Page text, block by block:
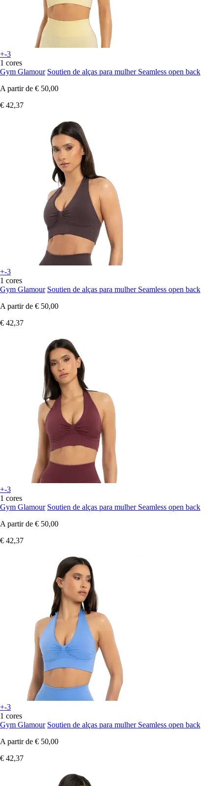
+-3
1 cores
Gym Glamour Soutien de alças para mulher Seamless open back
A partir de € 50,00
€ 42,37
+-3
1 cores
Gym Glamour Soutien de alças para mulher Seamless open back
A partir de € 50,00
€ 42,37
+-3
1 cores
Gym Glamour Soutien de alças para mulher Seamless open back
A partir de € 50,00
€ 42,37
+-3
1 cores
Gym Glamour Soutien de alças para mulher Seamless open back
A partir de € 50,00
€ 42,37